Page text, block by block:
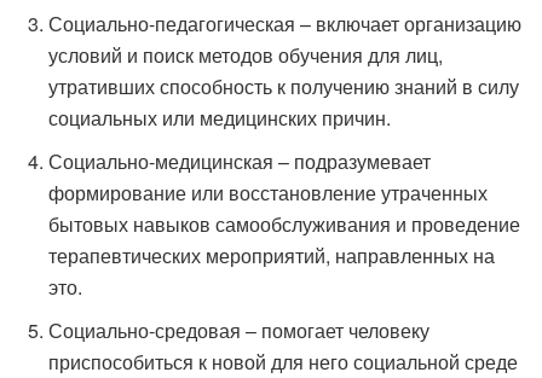
Социально-педагогическая – включает организацию
условий и поиск методов обучения для лиц,
утративших способность к получению знаний в силу
социальных или медицинских причин.
Социально-медицинская – подразумевает
формирование или восстановление утраченных
бытовых навыков самообслуживания и проведение
терапевтических мероприятий, направленных на
это.
Социально-средовая – помогает человеку
приспособиться к новой для него социальной среде